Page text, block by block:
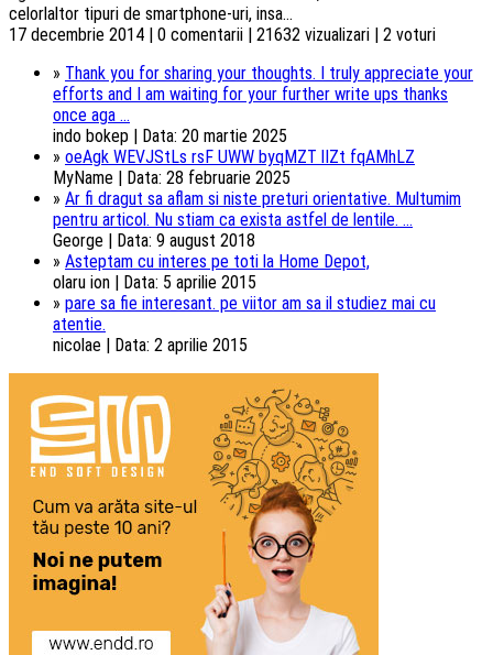
celorlaltor tipuri de smartphone-uri, insa...
17 decembrie 2014 | 0 comentarii | 21632 vizualizari | 2 voturi
» Thank you for sharing your thoughts. I truly appreciate your
efforts and I am waiting for your further write ups thanks
once aga ...
indo bokep | Data: 20 martie 2025
» oeAgk WEVJStLs rsF UWW byqMZT lIZt fqAMhLZ
MyName | Data: 28 februarie 2025
» Ar fi dragut sa aflam si niste preturi orientative. Multumim
pentru articol. Nu stiam ca exista astfel de lentile. ...
George | Data: 9 august 2018
» Asteptam cu interes pe toti la Home Depot,
olaru ion | Data: 5 aprilie 2015
» pare sa fie interesant. pe viitor am sa il studiez mai cu
atentie.
nicolae | Data: 2 aprilie 2015